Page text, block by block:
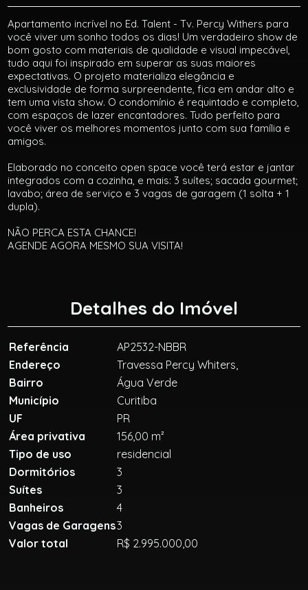
Apartamento incrível no Ed. Talent - Tv. Percy Withers para
você viver um sonho todos os dias! Um verdadeiro show de
bom gosto com materiais de qualidade e visual impecável,
tudo aqui foi inspirado em superar as suas maiores
expectativas. O projeto materializa elegância e
exclusividade de forma surpreendente, fica em andar alto e
tem uma vista show. O condomínio é requintado e completo,
com espaços de lazer encantadores. Tudo perfeito para
você viver os melhores momentos junto com sua família e
amigos.
Elaborado no conceito open space você terá estar e jantar
integrados com a cozinha, e mais: 3 suítes; sacada gourmet;
lavabo; área de serviço e 3 vagas de garagem (1 solta + 1
dupla).
NÃO PERCA ESTA CHANCE!
AGENDE AGORA MESMO SUA VISITA!
Detalhes do Imóvel
Referência
AP2532-NBBR
Endereço
Travessa Percy Whiters,
Bairro
Água Verde
Município
Curitiba
UF
PR
Área privativa
156,00 m²
Tipo de uso
residencial
Dormitórios
3
Suítes
3
Banheiros
4
Vagas de Garagens3
Valor total
R$ 2.995.000,00